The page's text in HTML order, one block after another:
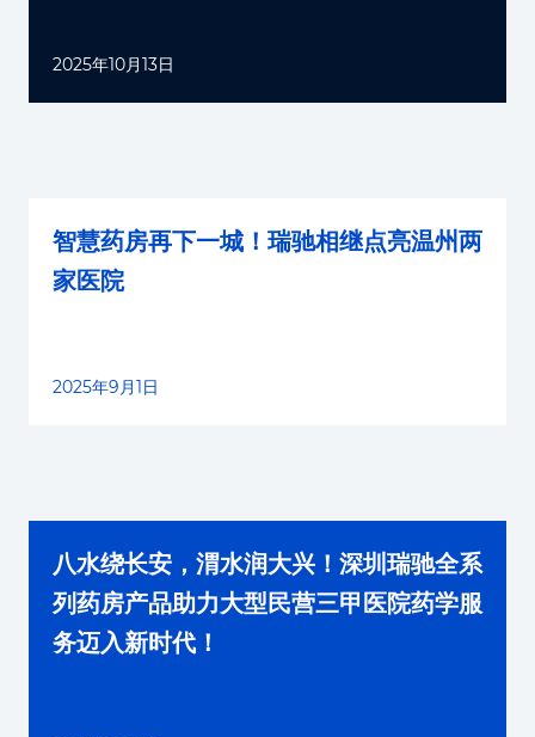
2025年10月13日
智慧药房再下一城！瑞驰相继点亮温州两
家医院
2025年9月1日
八水绕长安，渭水润大兴！深圳瑞驰全系
列药房产品助力大型民营三甲医院药学服
务迈入新时代！